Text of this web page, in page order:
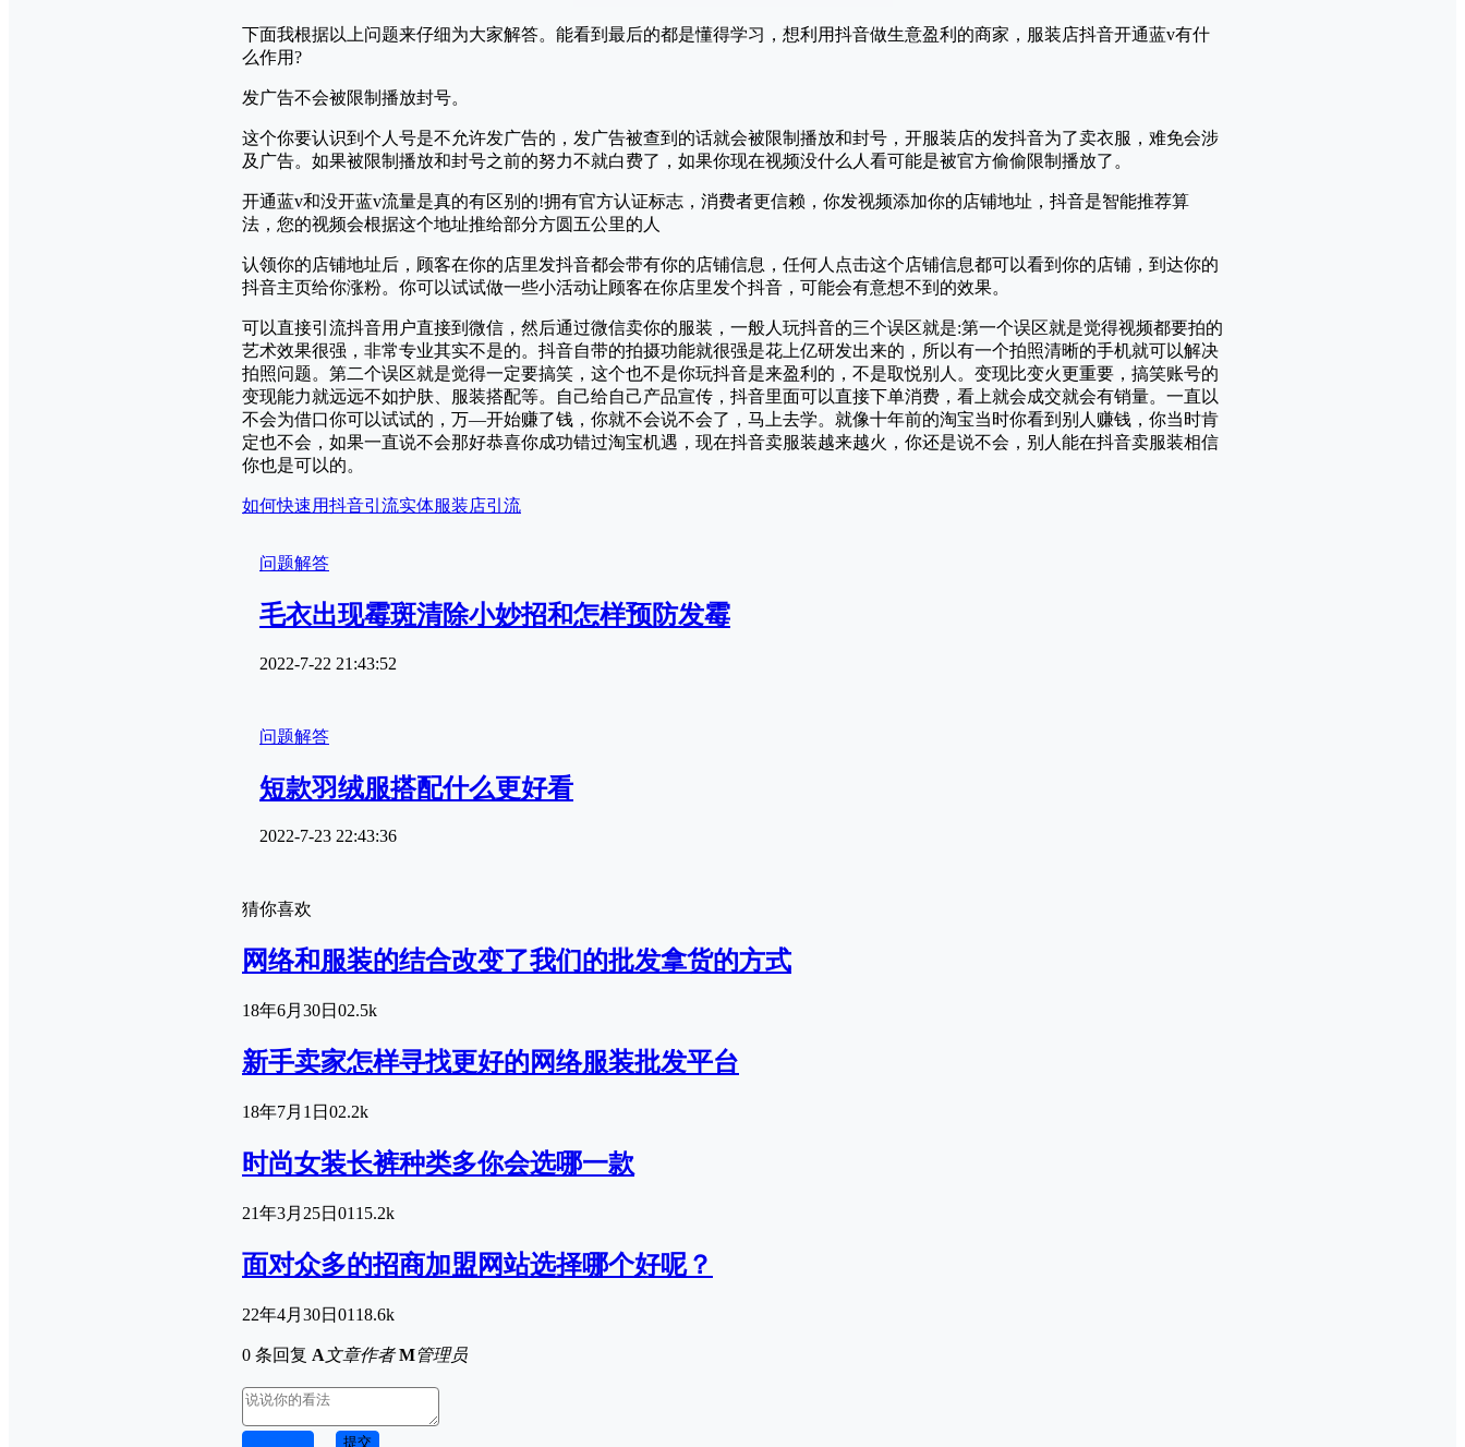
下面我根据以上问题来仔细为大家解答。能看到最后的都是懂得学习，想利用抖音做生意盈利的商家，服装店抖音开通蓝v有什
么作用?
发广告不会被限制播放封号。
这个你要认识到个人号是不允许发广告的，发广告被查到的话就会被限制播放和封号，开服装店的发抖音为了卖衣服，难免会涉
及广告。如果被限制播放和封号之前的努力不就白费了，如果你现在视频没什么人看可能是被官方偷偷限制播放了。
开通蓝v和没开蓝v流量是真的有区别的!拥有官方认证标志，消费者更信赖，你发视频添加你的店铺地址，抖音是智能推荐算
法，您的视频会根据这个地址推给部分方圆五公里的人
认领你的店铺地址后，顾客在你的店里发抖音都会带有你的店铺信息，任何人点击这个店铺信息都可以看到你的店铺，到达你的
抖音主页给你涨粉。你可以试试做一些小活动让顾客在你店里发个抖音，可能会有意想不到的效果。
可以直接引流抖音用户直接到微信，然后通过微信卖你的服装，一般人玩抖音的三个误区就是:第一个误区就是觉得视频都要拍的
艺术效果很强，非常专业其实不是的。抖音自带的拍摄功能就很强是花上亿研发出来的，所以有一个拍照清晰的手机就可以解决
拍照问题。第二个误区就是觉得一定要搞笑，这个也不是你玩抖音是来盈利的，不是取悦别人。变现比变火更重要，搞笑账号的
变现能力就远远不如护肤、服装搭配等。自己给自己产品宣传，抖音里面可以直接下单消费，看上就会成交就会有销量。一直以
不会为借口你可以试试的，万—开始赚了钱，你就不会说不会了，马上去学。就像十年前的淘宝当时你看到别人赚钱，你当时肯
定也不会，如果一直说不会那好恭喜你成功错过淘宝机遇，现在抖音卖服装越来越火，你还是说不会，别人能在抖音卖服装相信
你也是可以的。
如何快速用抖音引流实体服装店引流
问题解答
毛衣出现霉斑清除小妙招和怎样预防发霉
2022-7-22 21:43:52
问题解答
短款羽绒服搭配什么更好看
2022-7-23 22:43:36
猜你喜欢
网络和服装的结合改变了我们的批发拿货的方式
18年6月30日 02.5k
新手卖家怎样寻找更好的网络服装批发平台
18年7月1日 02.2k
时尚女装长裤种类多你会选哪一款
21年3月25日 0115.2k
面对众多的招商加盟网站选择哪个好呢？
22年4月30日 0118.6k
0 条回复 A文章作者 M管理员
提交